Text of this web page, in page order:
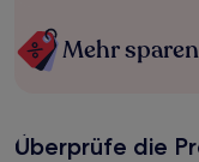
Mehr
Überprüfe die